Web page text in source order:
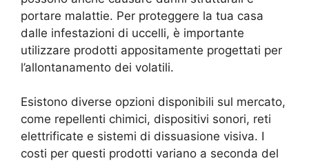
portare malattie. Per proteggere la tua casa
dalle infestazioni di uccelli, è importante
utilizzare prodotti appositamente progettati per
l’allontanamento dei volatili.
Esistono diverse opzioni disponibili sul mercato,
come repellenti chimici, dispositivi sonori, reti
elettrificate e sistemi di dissuasione visiva. I
costi per questi prodotti variano a seconda del